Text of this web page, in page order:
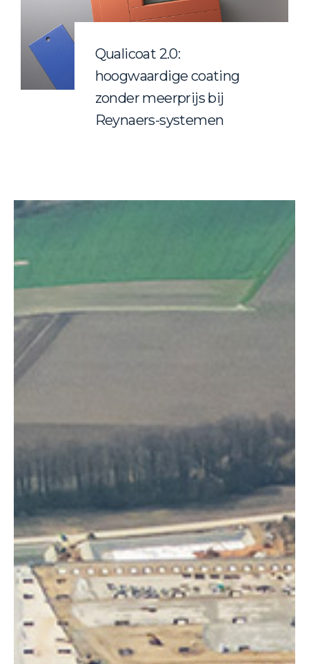
Qualicoat 2.0:
hoogwaardige coating
zonder meerprijs bij
Reynaers-systemen